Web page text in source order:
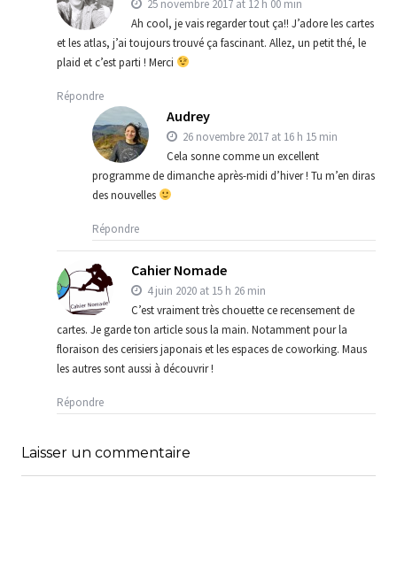
25 novembre 2017 at 12 h 00 min
Ah cool, je vais regarder tout ça!! J’adore les cartes
et les atlas, j’ai toujours trouvé ça fascinant. Allez, un petit thé, le
plaid et c’est parti ! Merci
Répondre
Audrey
26 novembre 2017 at 16 h 15 min
Cela sonne comme un excellent
programme de dimanche après-midi d’hiver ! Tu m’en diras
des nouvelles
Répondre
Cahier Nomade
4 juin 2020 at 15 h 26 min
C’est vraiment très chouette ce recensement de
cartes. Je garde ton article sous la main. Notamment pour la
floraison des cerisiers japonais et les espaces de coworking. Maus
les autres sont aussi à découvrir !
Répondre
Laisser un commentaire